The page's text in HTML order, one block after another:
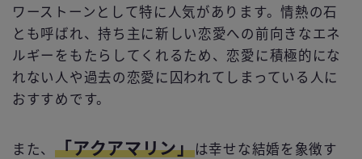
ワーストーンとして特に人気があります。情熱の石
とも呼ばれ、持ち主に新しい恋愛への前向きなエネ
ルギーをもたらしてくれるため、恋愛に積極的にな
れない人や過去の恋愛に囚われてしまっている人に
おすすめです。
また、「アクアマリン」は幸せな結婚を象徴す